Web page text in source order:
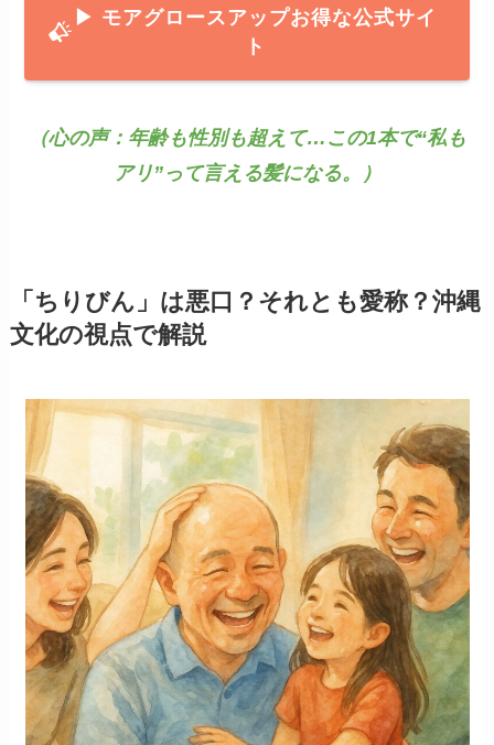
▶ モアグロースアッ プお得な公式サイ
ト
（心の声：年齢も性別も超えて…この1本で“私も
アリ”って言える髪になる。）
「ちりびん」は悪口？それとも愛称？沖縄
文化の視点で解説